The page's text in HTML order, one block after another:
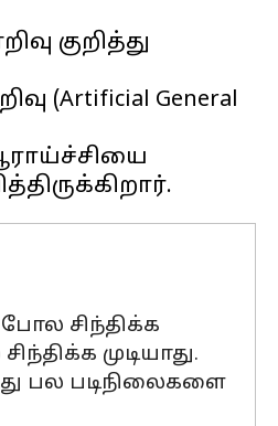
குறித்து
General
சிந்திக்க
முடியாது.
பல படிநிலைகளை